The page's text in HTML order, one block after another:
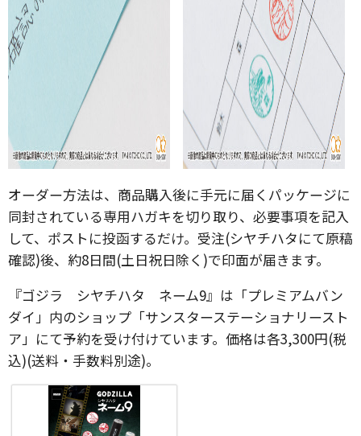
オーダー方法は、商品購入後に手元に届くパッケージに
同封されている専用ハガキを切り取り、必要事項を記入
して、ポストに投函するだけ。受注(シヤチハタにて原稿
確認)後、約8日間(土日祝日除く)で印面が届きます。
『ゴジラ シヤチハタ ネーム9』は「プレミアムバン
ダイ」内のショップ「サンスターステーショナリースト
ア」にて予約を受け付けています。価格は各3,300円(税
込)(送料・手数料別途)。